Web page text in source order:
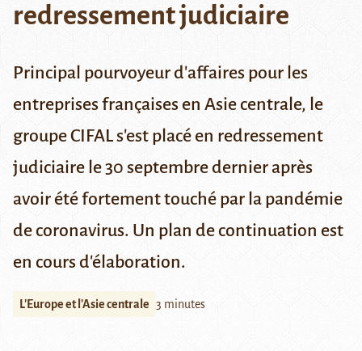
redressement judiciaire
Principal pourvoyeur d'affaires pour les
entreprises françaises en Asie centrale, le
groupe CIFAL s'est placé en redressement
judiciaire le 30 septembre dernier après
avoir été fortement touché par la pandémie
de coronavirus. Un plan de continuation est
en cours d'élaboration.
L'Europe et l'Asie centrale 3 minutes